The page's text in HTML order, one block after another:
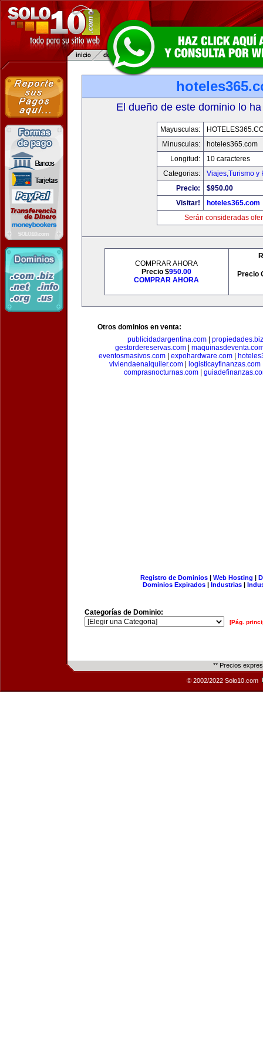
El dueño de este dominio lo
Mayusculas:
Minusculas:
hoteles365.com
Longitud:
10 caracteres
Categorias:
Viajes,Turismo y
Precio:
$950.00
Visitar!
hoteles365.com
Serán consideradas
COMPRAR AHORA
Precio $950.00
COMPRAR AHORA
Precio
Otros dominios en venta:
publicidadargentina.com| propiedades.biz
gestordereservas.com|
eventosmasivos.com
expohardware.com
viviendaenalquiler.com
logisticayfinanzas.com
comprasnocturnas.com
Registro de Dominios| Web Hosting |
Dominios Expirados | Industrias |
Categorías de Dominio:
[Pág.
** Precios
© 2002/2022 Solo10.com